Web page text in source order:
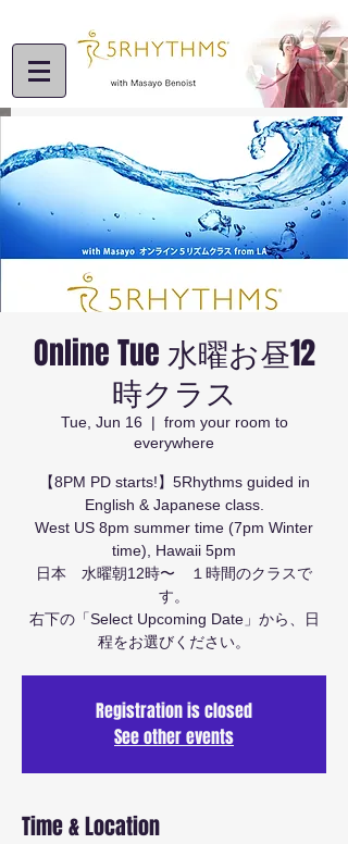
Online Tue 水曜お昼12
時クラス
Tue, Jun 16
  |
from your room to
everywhere
【8PM PD starts!】5Rhythms guided in
English & Japanese class.
West US 8pm summer time (7pm Winter
time), Hawaii 5pm
日本 水曜朝12時〜 １時間のクラスで
す。
右下の「Select Upcoming Date」から、日
程をお選びください。
Registration is closed
See other events
Time & Location